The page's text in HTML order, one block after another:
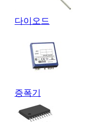
다이오드
증폭기